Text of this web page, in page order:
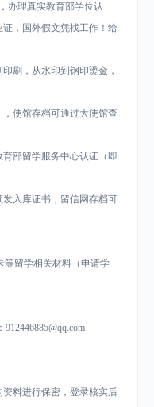
办理真实教育部学位认
，国外假文凭找工作！给
刷，从水印到钢印烫金，
使馆存档可通过大使馆查
部留学服务中心认证（即
入库证书，留信网存档可
等留学相关材料（申请学
912446885@qq.com
料进行保密，登录核实后